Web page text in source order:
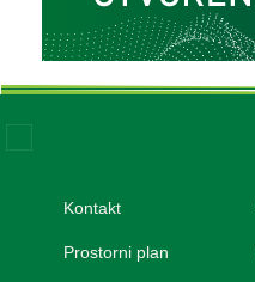
VAŽNIJI LINKOVI
Kontakt
Prostorni plan